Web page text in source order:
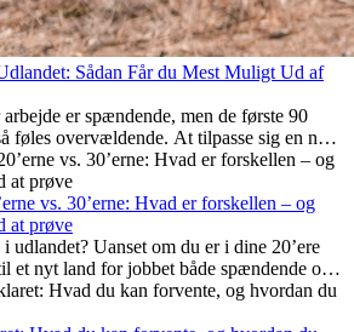
Sådan Får du Mest Muligt Ud af
er spændende, men de første 90
føles overvældende. At tilpasse sig en ny
socialt liv, forstå lokal kultur og håndtere
Denne guide til expats vil vise
muligt ud af dine første måneder i udlandet
succes og personlig udvikling.
vs. 30’erne: Hvad er forskellen – og
at prøve
udlandet? Uanset om du er i dine 20’ere
et nyt land for jobbet både spændende og
Mange spørger sig selv, om alderen gør
international erfaring er altid en